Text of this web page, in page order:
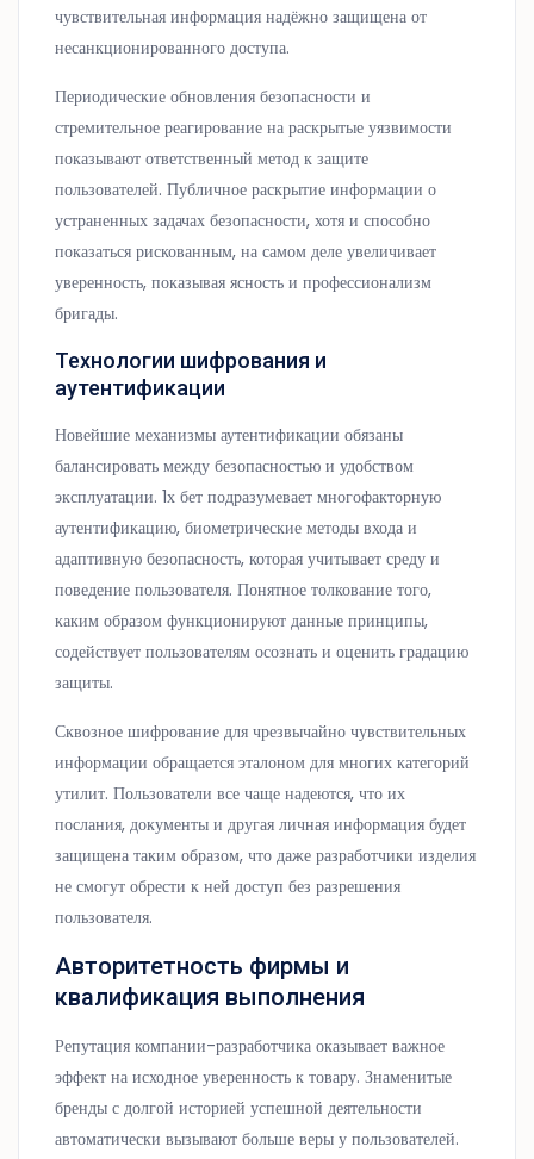
чувствительная информация надёжно защищена от
несанкционированного доступа.
Периодические обновления безопасности и
стремительное реагирование на раскрытые уязвимости
показывают ответственный метод к защите
пользователей. Публичное раскрытие информации о
устраненных задачах безопасности, хотя и способно
показаться рискованным, на самом деле увеличивает
уверенность, показывая ясность и профессионализм
бригады.
Технологии шифрования и
аутентификации
Новейшие механизмы аутентификации обязаны
балансировать между безопасностью и удобством
эксплуатации. 1х бет подразумевает многофакторную
аутентификацию, биометрические методы входа и
адаптивную безопасность, которая учитывает среду и
поведение пользователя. Понятное толкование того,
каким образом функционируют данные принципы,
содействует пользователям осознать и оценить градацию
защиты.
Сквозное шифрование для чрезвычайно чувствительных
информации обращается эталоном для многих категорий
утилит. Пользователи все чаще надеются, что их
послания, документы и другая личная информация будет
защищена таким образом, что даже разработчики изделия
не смогут обрести к ней доступ без разрешения
пользователя.
Авторитетность фирмы и
квалификация выполнения
Репутация компании-разработчика оказывает важное
эффект на исходное уверенность к товару. Знаменитые
бренды с долгой историей успешной деятельности
автоматически вызывают больше веры у пользователей.